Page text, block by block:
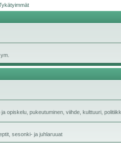
opiskelu, pukeutuminen, viihde, kulttuuri,
sesonki- ja juhlaruuat